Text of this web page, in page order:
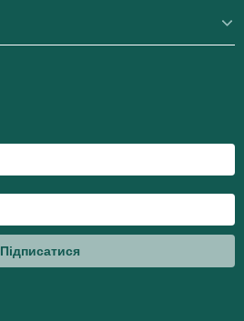
Підписатися